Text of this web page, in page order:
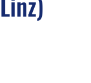
die schmecken